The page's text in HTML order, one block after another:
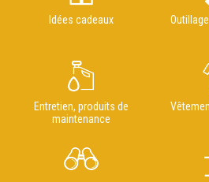
Idées cadeaux
Entretien, produits de
maintenance